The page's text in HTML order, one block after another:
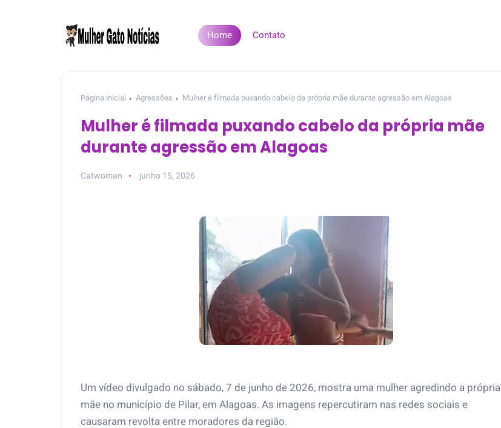
Home Contato
Página inicial Agressões Mulher é filmada puxando cabelo da própria mãe durante agressão em Alagoas
Mulher é filmada puxando cabelo da própria mãe
durante agressão em Alagoas
Catwoman junho 15, 2026
Um vídeo divulgado no sábado, 7 de junho de 2026, mostra uma mulher agredindo a própria
mãe no município de Pilar, em Alagoas. As imagens repercutiram nas redes sociais e
causaram revolta entre moradores da região.